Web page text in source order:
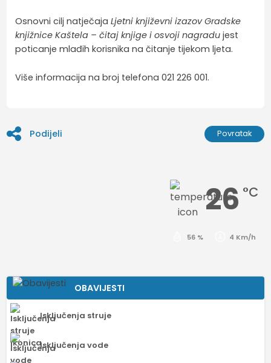
Osnovni cilj natječajaLjetni književni izazov Gradske
knjižnice Kaštela – čitaj knjige i osvoji nagradu jest
poticanje mlađih korisnika na čitanje tijekom ljeta.
Više informacija na broj telefona 021 226 001.
Podijeli Povratak
26 °C
56 % 4 Km/h
OBAVIJESTI
Isključenja struje
Isključenja vode